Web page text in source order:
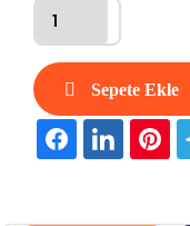
Sepete Ekle